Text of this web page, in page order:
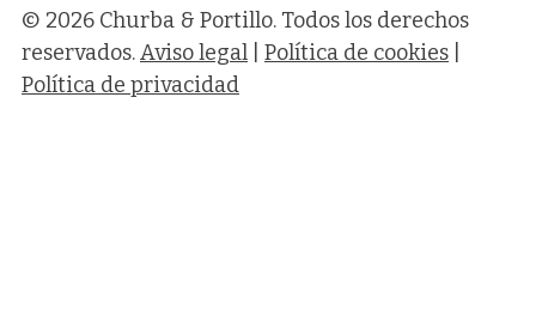
© 2026 Churba & Portillo. Todos los derechos
reservados.Aviso legal Política de cookies
Política de privacidad